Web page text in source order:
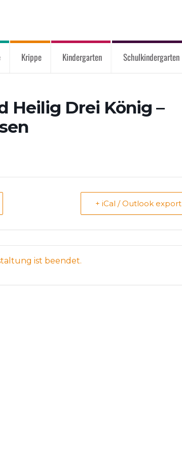
Krippe Kindergarten Schulkindergarten
Heilig Drei König –
+ iCal / Outlook export
ist beendet.